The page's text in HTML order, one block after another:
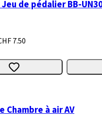
de pédalier BB-
7.50
Chambre à air AV